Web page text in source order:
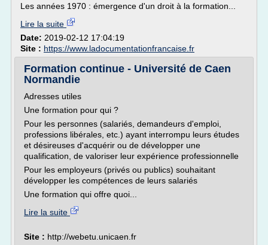
Les années 1970 : émergence d'un droit à la formation...
Lire la suite
Date: 2019-02-12 17:04:19
Site : https://www.ladocumentationfrancaise.fr
Formation continue - Université de Caen
Normandie
Adresses utiles
Une formation pour qui ?
Pour les personnes (salariés, demandeurs d'emploi,
professions libérales, etc.) ayant interrompu leurs études
et désireuses d'acquérir ou de développer une
qualification, de valoriser leur expérience professionnelle
Pour les employeurs (privés ou publics) souhaitant
développer les compétences de leurs salariés
Une formation qui offre quoi...
Lire la suite
Site : http://webetu.unicaen.fr